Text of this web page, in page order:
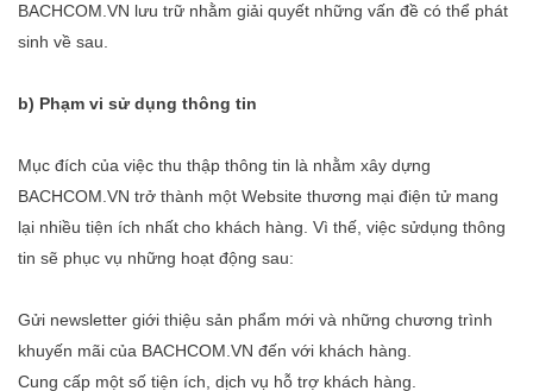
BACHCOM.VN lưu trữ nhằm giải quyết những vấn đề có thể phát
sinh về sau.
b) Phạm vi sử dụng thông tin
Mục đích của việc thu thập thông tin là nhằm xây dựng
BACHCOM.VN trở thành một Website thương mại điện tử mang
lại nhiều tiện ích nhất cho khách hàng. Vì thế, việc sửdụng thông
tin sẽ phục vụ những hoạt động sau:
Gửi newsletter giới thiệu sản phẩm mới và những chương trình
khuyến mãi của BACHCOM.VN đến với khách hàng.
Cung cấp một số tiện ích, dịch vụ hỗ trợ khách hàng.